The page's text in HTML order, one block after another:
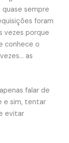
sempre
foram
vezes porque
conhece o
as
falar de
e sim, tentar
evitar